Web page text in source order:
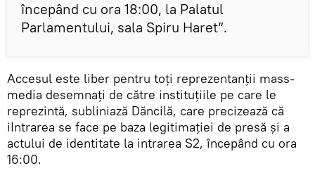
începând cu ora 18:00, la Palatul
Parlamentului, sala Spiru Haret”.
Accesul este liber pentru toți reprezentanții mass-
media desemnați de către instituțiile pe care le
reprezintă, subliniază Dăncilă, care precizează că
iIntrarea se face pe baza legitimației de presă și a
actului de identitate la intrarea S2, începând cu ora
16:00.